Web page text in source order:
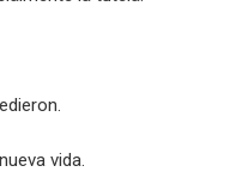
vida.